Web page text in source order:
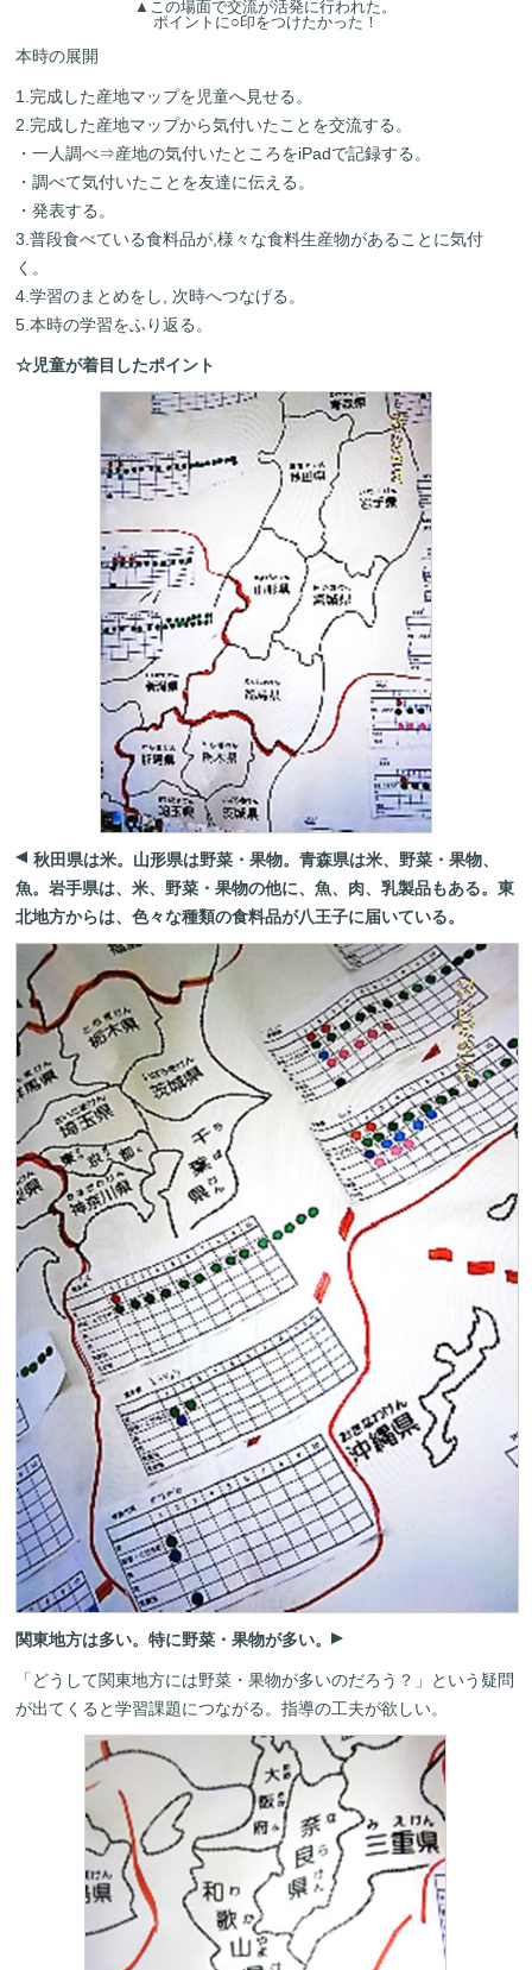
▲この場面で交流が活発に行われた。
ポイントに○印をつけたかった！
本時の展開
1.完成した産地マップを児童へ見せる。
2.完成した産地マップから気付いたことを交流する。
・一人調べ⇒産地の気付いたところをiPadで記録する。
・調べて気付いたことを友達に伝える。
・発表する。
3.普段食べている食料品が,様々な食料生産物があることに気付
く。
4.学習のまとめをし, 次時へつなげる。
5.本時の学習をふり返る。
☆児童が着目したポイント
秋田県は米。山形県は野菜・果物。青森県は米、野菜・果物、
魚。岩手県は、米、野菜・果物の他に、魚、肉、乳製品もある。東
北地方からは、色々な種類の食料品が八王子に届いている。
関東地方は多い。特に野菜・果物が多い。
「どうして関東地方には野菜・果物が多いのだろう？」という疑問
が出てくると学習課題につながる。指導の工夫が欲しい。